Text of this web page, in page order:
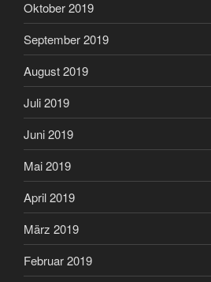
Oktober 2019
September 2019
August 2019
Juli 2019
Juni 2019
Mai 2019
April 2019
März 2019
Februar 2019